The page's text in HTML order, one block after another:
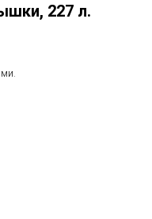
227 л.